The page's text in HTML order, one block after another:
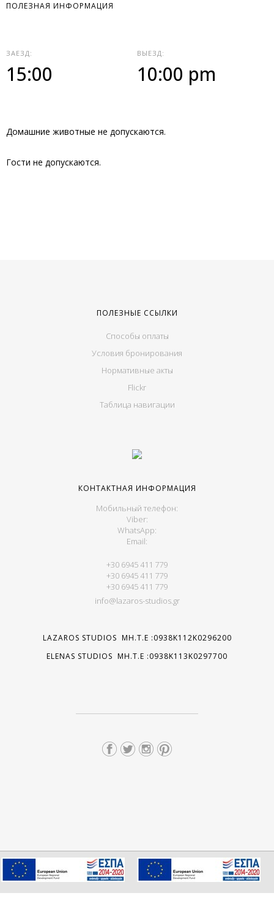
I consent
We use cookies to ensure you get the best experience on our
website
ПОЛЕЗНАЯ ИНФОРМАЦИЯ
ЗАЕЗД:
15:00
ВЫЕЗД:
10:00 pm
Домашние животные не допускаются.
Гости не допускаются.
ПОЛЕЗНЫЕ ССЫЛКИ
Способы оплаты
Условия бронирования
Нормативные акты
Flickr
Таблица навигации
КОНТАКТНАЯ ИНФОРМАЦИЯ
Мобильный телефон:
Viber:
WhatsApp:
Email:
+30 6945 411 779
+30 6945 411 779
+30 6945 411 779
info@lazaros-studios.gr
LAZAROS STUDIOS MH.T.E :0938K112K0296200
ELENAS STUDIOS MH.T.E :0938K113K0297700